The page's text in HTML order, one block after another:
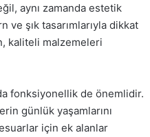
aynı zamanda estetik
ve şık tasarımlarıyla dikkat
kaliteli malzemeleri
fonksiyonellik de önemlidir.
günlük yaşamlarını
için ek alanlar